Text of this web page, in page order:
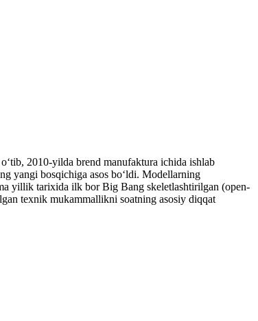
2010-yilda brend manufaktura ichida ishlab
yangi bosqichiga asos bo‘ldi. Modellarning
yillik tarixida ilk bor Big Bang skeletlashtirilgan (open-
texnik mukammallikni soatning asosiy diqqat